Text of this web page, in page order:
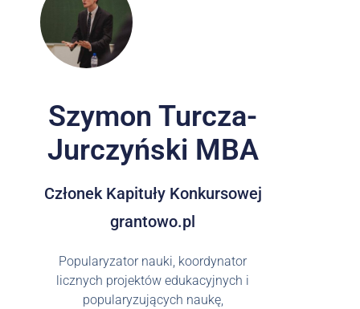
Szymon Turcza-
Jurczyński MBA
Członek Kapituły Konkursowej
grantowo.pl
Popularyzator nauki, koordynator
licznych projektów edukacyjnych i
popularyzujących naukę,